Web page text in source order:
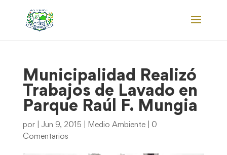
Municipalidad Realizó
Trabajos de Lavado en
Parque Raúl F. Mungia
por Jun 9, 2015 Medio Ambiente| 0
Comentarios